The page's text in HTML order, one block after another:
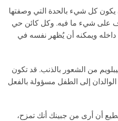
كل شيء بالحدة التي وصفتها
على شيء ما فيه. وكل كائن حي
ويمكنه أن يُظهر نفسه في
من الشعور بالذنب. قد تكون
إلى الطفل مسؤولة بالفعل
أن أرى من جبينك أنك تمزح،